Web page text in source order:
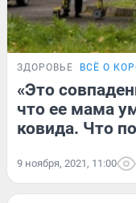
ЗДОРОВЬЕ ВСЁ О
«Это
что ее мама
ковида. Что
9 ноября, 2021, 11:00